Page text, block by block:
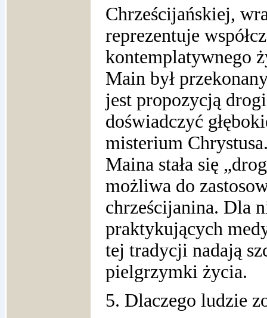
Chrześcijańskiej,
reprezentuje
kontemplatywnego
Main był
jest propozycją
doświadczyć
misterium
Maina stała się
możliwa do
chrześcijanina. Dla
praktykujących
tej tradycji nadają
pielgrzymki życia.
5. Dlaczego ludzie